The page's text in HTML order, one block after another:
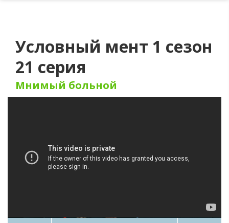
Условный мент 1 сезон
21 серия
Мнимый больной